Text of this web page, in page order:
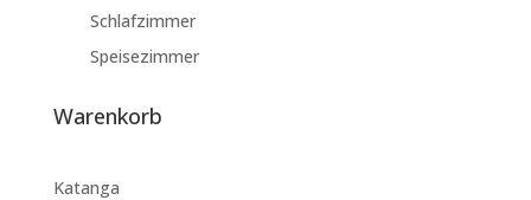
Schlafzimmer
Speisezimmer
Warenkorb
Katanga